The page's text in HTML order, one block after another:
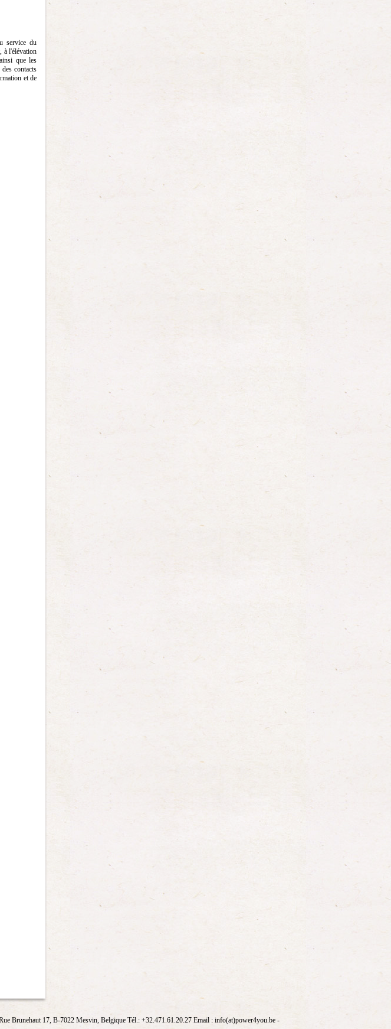
service du
à l'élévation
que les
contacts
et de
Brunehaut 17, B-7022 Mesvin, Belgique Tél.: +32.471.61.20.27 Email : info(at)power4you.be -